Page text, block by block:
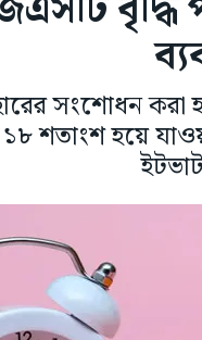
সংশোধন
শতাংশ হয়ে